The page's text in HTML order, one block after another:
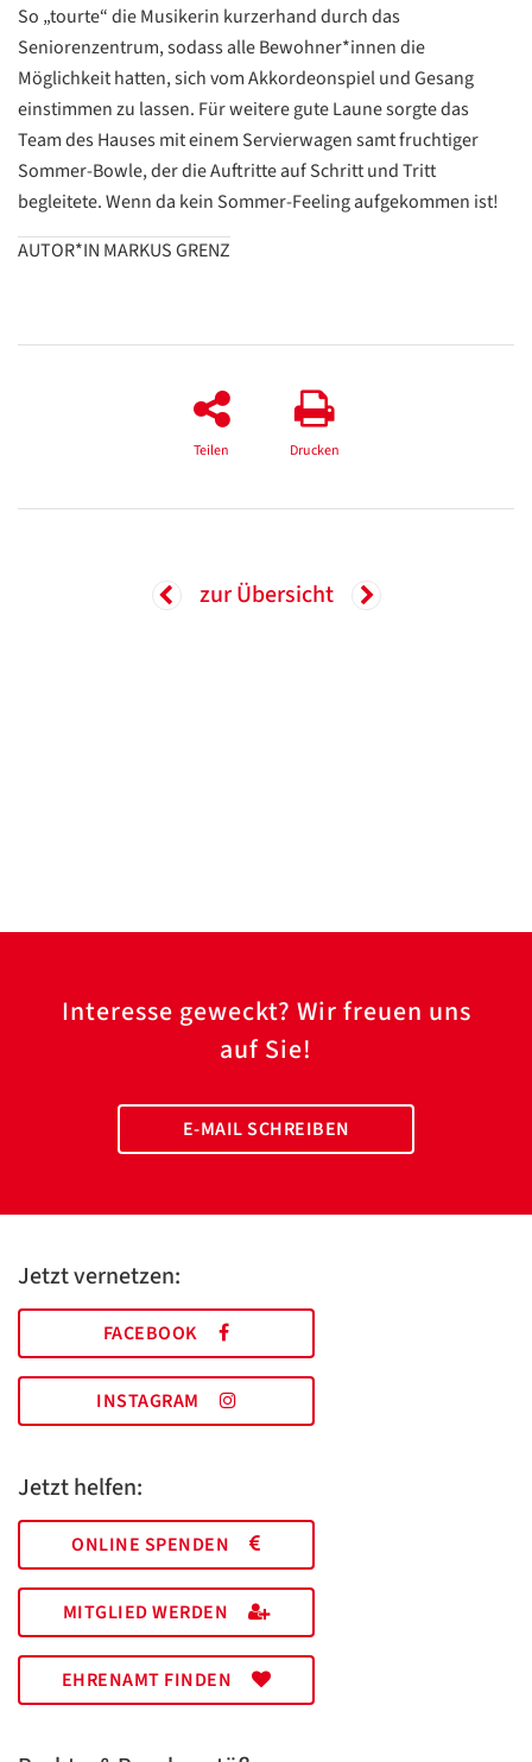
So „tourte“ die Musikerin kurzerhand durch das
Seniorenzentrum, sodass alle Bewohner*innen die
Möglichkeit hatten, sich vom Akkordeonspiel und Gesang
einstimmen zu lassen. Für weitere gute Laune sorgte das
Team des Hauses mit einem Servierwagen samt fruchtiger
Sommer-Bowle, der die Auftritte auf Schritt und Tritt
begleitete. Wenn da kein Sommer-Feeling aufgekommen ist!
AUTOR*IN MARKUS GRENZ
Teilen Drucken
zur Übersicht
Interesse geweckt? Wir freuen uns
auf Sie!
E-MAIL SCHREIBEN
Jetzt vernetzen:
FACEBOOK
INSTAGRAM
Jetzt helfen:
ONLINE SPENDEN
MITGLIED WERDEN
EHRENAMT FINDEN
Datenschutzerklärung
Datenschutzerklärung
Datenschutzerklärung
/